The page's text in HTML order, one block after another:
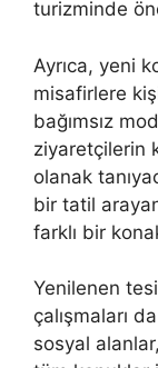
turizminde
Ayrıca, yeni
misafirlere
bağımsız
ziyaretçilerin
olanak
bir tatil
farklı bir
Yenilenen
çalışmaları
sosyal